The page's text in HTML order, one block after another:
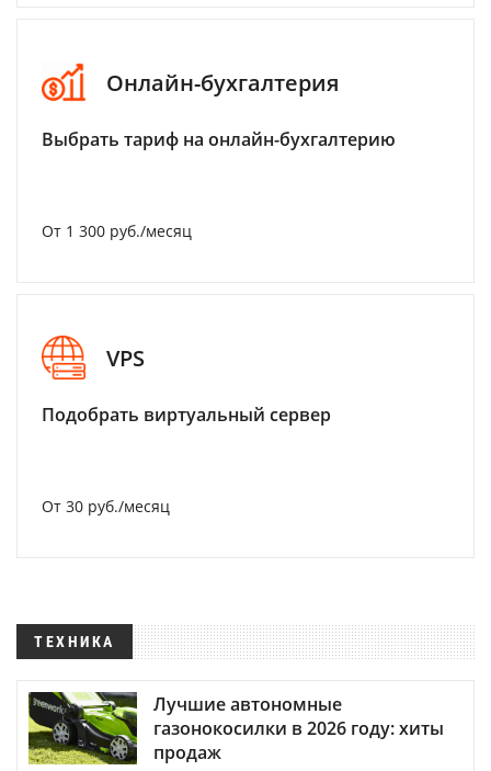
Онлайн-бухгалтерия
Выбрать тариф на онлайн-бухгалтерию
От 1 300 руб./месяц
VPS
Подобрать виртуальный сервер
От 30 руб./месяц
ТЕХНИКА
Лучшие автономные
газонокосилки в 2026 году: хиты
продаж